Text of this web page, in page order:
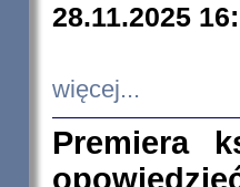
28.11.2025
więcej...
Premiera